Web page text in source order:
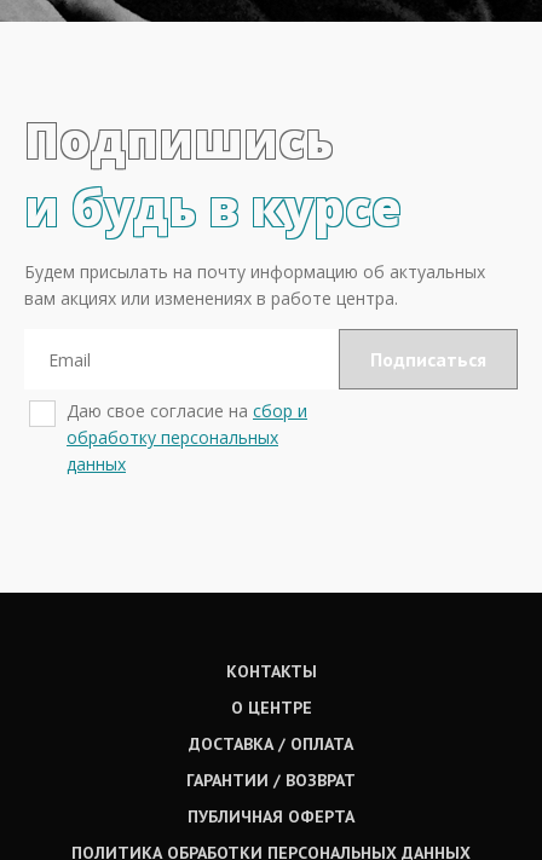
Подпишись
и будь в курсе
Будем присылать на почту информацию об актуальных
вам акциях или изменениях в работе центра.
Даю свое согласие на сбор и
обработку персональных
данных
КОНТАКТЫ
О ЦЕНТРЕ
ДОСТАВКА / ОПЛАТА
ГАРАНТИИ / ВОЗВРАТ
ПУБЛИЧНАЯ ОФЕРТА
ПОЛИТИКА ОБРАБОТКИ ПЕРСОНАЛЬНЫХ ДАННЫХ